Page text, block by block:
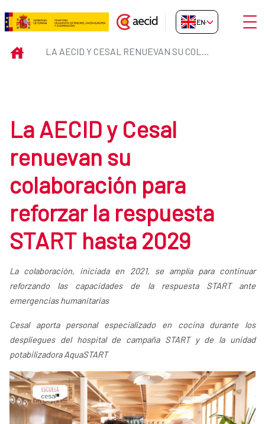
Skip to Main Content
La AECID y Cesal renuevan su
EN-GB
INICIO LA AECID Y CESAL RENUEVAN SU COLABORACIÓN PARA REFORZAR LA RESPUESTA START HASTA 2029
La AECID y Cesal
renuevan su
colaboración para
reforzar la respuesta
START hasta 2029
La colaboración, iniciada en 2021, se amplía para continuar
reforzando las capacidades de la respuesta START ante
emergencias humanitarias
Cesal aporta personal especializado en cocina durante los
despliegues del hospital de campaña START y de la unidad
potabilizadora AquaSTART